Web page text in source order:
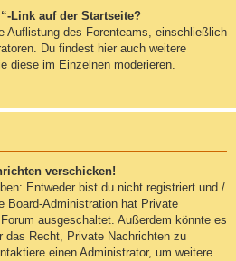
Link auf der Startseite?
Auflistung des Forenteams, einschließlich
Du findest hier auch weitere
diese im Einzelnen moderieren.
verschicken!
Entweder bist du nicht registriert und /
Board-Administration hat Private
ausgeschaltet. Außerdem könnte es
das Recht, Private Nachrichten zu
einen Administrator, um weitere